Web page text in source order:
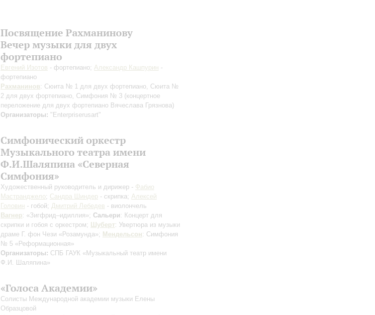
Посвящение Рахманинову
Вечер музыки для двух
фортепиано
Евгений Изотов - фортепиано; Александр Кашпурин -
фортепиано
Рахманинов: Сюита № 1 для двух фортепиано, Сюита №
2 для двух фортепиано, Симфония № 3 (концертное
переложение для двух фортепиано Вячеслава Грязнова)
Организаторы: "Enterpriserusart"
Симфонический оркестр
Музыкального театра имени
Ф.И.Шаляпина «Северная
Симфония»
Художественный руководитель и дирижер - Фабио
Мастранджело; Сандра Шиндер - скрипка; Алексей
Головин - гобой; Дмитрий Лебедев - виолончель
Вагнер: «Зигфрид–идиллия»; Сальери: Концерт для
скрипки и гобоя с оркестром; Шуберт: Увертюра из музыки
драме Г. фон Чези «Розамунда»; Мендельсон: Симфония
№ 5 «Реформационная»
Организаторы: СПБ ГАУК «Музыкальный театр имени
Ф.И. Шаляпина»
«Голоса Академии»
Солисты Международной академии музыки Елены
Образцовой